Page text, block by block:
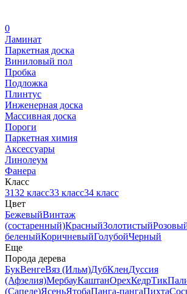
0
Ламинат
Паркетная доска
Виниловый пол
Пробка
Подложка
Плинтус
Инженерная доска
Массивная доска
Пороги
Паркетная химия
Аксессуары
Линолеум
Фанера
Класс
3132 класс33 класс34 класс
Цвет
БежевыйВинтаж
(состаренный)КрасныйЗолотистый
беленыйКоричневыйГолубойЧерный
Еще
Порода дерева
БукВенгеВяз (Ильм)ДубКленДуссия
(Афзелия)МербауКаштанОрехКедрТик
(Сапеле)ЯсеньЯтобаПанга-пангаПихта